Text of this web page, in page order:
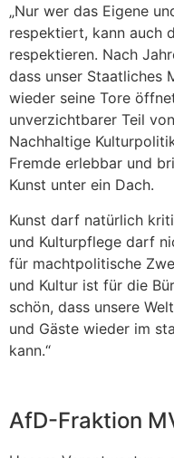
„Nur wer das Eigene
respektiert, kann auch
respektieren. Nach
dass unser Staatliches
wieder seine Tore
unverzichtbarer Teil
Nachhaltige
Fremde erlebbar und
Kunst unter ein Dach.
Kunst darf natürlich
und Kulturpflege darf
für machtpolitische
und Kultur ist für die
schön, dass unsere
und Gäste wieder im
kann.“
AfD-Fraktion